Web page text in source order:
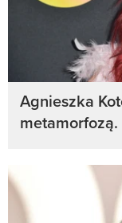
Agnieszka